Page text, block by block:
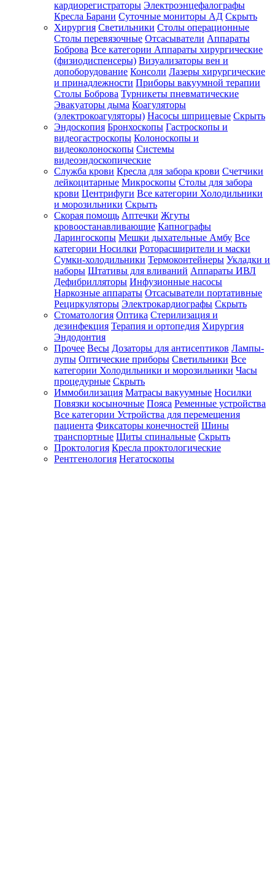
кардиорегистраторы Электроэнцефалографы
Кресла Барани Суточные мониторы АД Скрыть
Хирургия Светильники Столы операционные
Столы перевязочные Отсасыватели Аппараты
Боброва Все категории Аппараты хирургические
(физиодиспенсеры) Визуализаторы вен и
допоборудование Консоли Лазеры хирургические
и принадлежности Приборы вакуумной терапии
Столы Боброва Турникеты пневматические
Эвакуаторы дыма Коагуляторы
(электрокоагуляторы) Насосы шприцевые Скрыть
Эндоскопия Бронхоскопы Гастроскопы и
видеогастроскопы Колоноскопы и
видеоколоноскопы Системы
видеоэндоскопические
Служба крови Кресла для забора крови Счетчики
лейкоцитарные Микроскопы Столы для забора
крови Центрифуги Все категории Холодильники
и морозильники Скрыть
Скорая помощь Аптечки Жгуты
кровоостанавливающие Капнографы
Ларингоскопы Мешки дыхательные Амбу Все
категории Носилки Роторасширители и маски
Сумки-холодильники Термоконтейнеры Укладки и
наборы Штативы для вливаний Аппараты ИВЛ
Дефибрилляторы Инфузионные насосы
Наркозные аппараты Отсасыватели портативные
Рециркуляторы Электрокардиографы Скрыть
Стоматология Оптика Стерилизация и
дезинфекция Терапия и ортопедия Хирургия
Эндодонтия
Прочее Весы Дозаторы для антисептиков Лампы-
лупы Оптические приборы Светильники Все
категории Холодильники и морозильники Часы
процедурные Скрыть
Иммобилизация Матрасы вакуумные Носилки
Повязки косыночные Пояса Ременные устройства
Все категории Устройства для перемещения
пациента Фиксаторы конечностей Шины
транспортные Щиты спинальные Скрыть
Проктология Кресла проктологические
Рентгенология Негатоскопы